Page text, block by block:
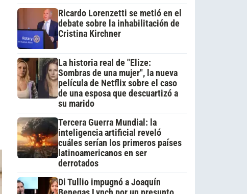
Ricardo Lorenzetti se metió en el
debate sobre la inhabilitación de
Cristina Kirchner
La historia real de "Elize:
Sombras de una mujer", la nueva
película de Netflix sobre el caso
de una esposa que descuartizó a
su marido
Tercera Guerra Mundial: la
inteligencia artificial reveló
cuáles serían los primeros países
latinoamericanos en ser
derrotados
Di Tullio impugnó a Joaquín